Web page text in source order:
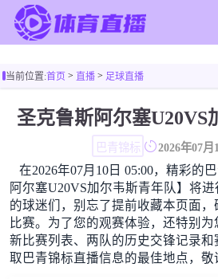
足球直播
篮球直播
足球录像
足球新闻
篮球新闻
当前位置:首页> 直播> 足球直播
圣克鲁斯阿尔塞U20VS
巴青锦标 2026年07月
在2026年07月10日 05:00，精彩的
阿尔塞U20VS加尔韦斯青年队】将
的球迷们，别忘了提前收藏本页面
比赛。为了您的观赛体验，还特别
新比赛列表、两队的历史交锋记录
取巴青锦标直播信息的最佳地点，敬